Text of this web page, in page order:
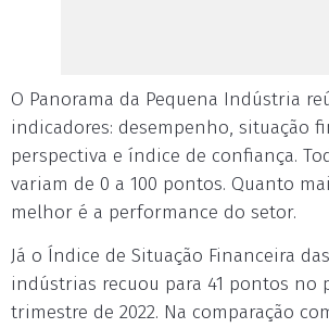
O Panorama da Pequena Indústria
indicadores: desempenho, situação
perspectiva e índice de confiança.
variam de 0 a 100 pontos. Quanto
melhor é a performance do setor.
Já o Índice de Situação Financeira
indústrias recuou para 41 pontos no
trimestre de 2022. Na comparação